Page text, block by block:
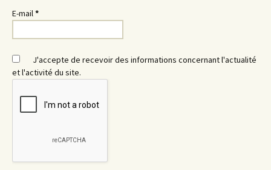
E-mail*
J'accepte de recevoir des informations concernant l'actualité
et l'activité du site.